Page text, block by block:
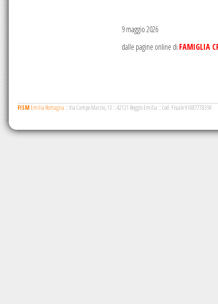
9 maggio 2026
dalle pagine online di FAMIGLIA
FISM Emilia Romagna ::Via Campo Marzio, 13 ::42121 Reggio Emilia ::Cod. Fiscale 91087770359